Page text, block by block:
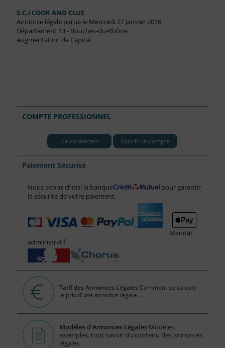
S.C.I COOK AND CLUE
Annonce légale parue le Mercredi 27 Janvier 2016
Département 13 - Bouches-du-Rhône
Augmentation de Capital
COMPTE PROFESSIONNEL
Se connecter Ouvrir un compte
Paiement Sécurisé
Nous avons choisi la banque
pour garantir
la sécurité de votre paiement.
Mandat
administratif
Tarif des Annonces Légales Comment se calcule
le prix d’une annonce légale...
Modèles d'Annonces Légales Modèles,
exemples, tout savoir du contenu des annonces
légales